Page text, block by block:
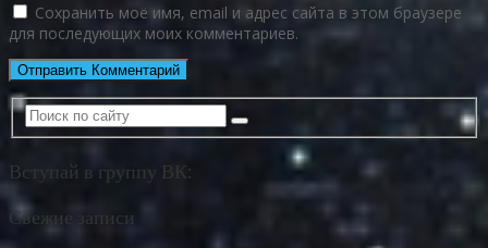
Сохранить моё имя, email и адрес сайта в этом браузере
для последующих моих комментариев.
Вступай в группу ВК:
Свежие записи